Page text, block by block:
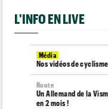
L'INFO EN LIVE
Média
Nos vidéos de
Route
Un Allemand de la
en 2 mois !